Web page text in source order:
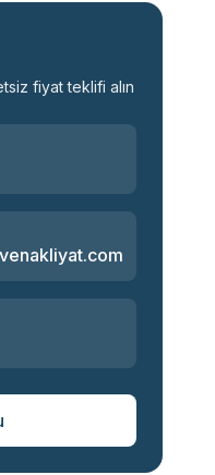
fiyat teklifi alın